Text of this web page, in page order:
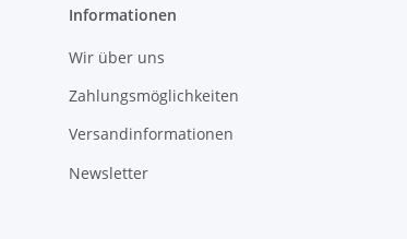
Informationen
Wir über uns
Zahlungsmöglichkeiten
Versandinformationen
Newsletter